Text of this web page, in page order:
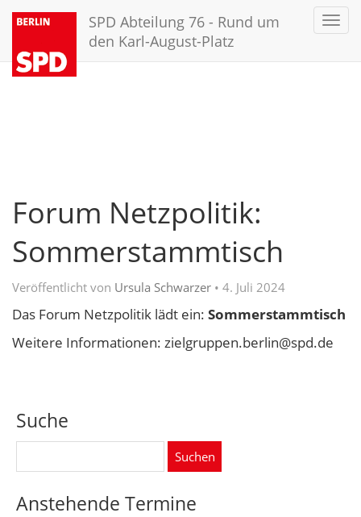
SPD Abteilung 76 - Rund um
den Karl-August-Platz
Forum Netzpolitik:
Sommerstammtisch
Veröffentlicht von Ursula Schwarzer • 4. Juli 2024
Das Forum Netzpolitik lädt ein: Sommerstammtisch
Weitere Informationen: zielgruppen.berlin@spd.de
Suche
Anstehende Termine